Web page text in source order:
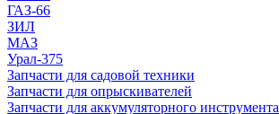
ГАЗ-66
ЗИЛ
МАЗ
Урал-375
Запчасти для садовой техники
Запчасти для опрыскивателей
Запчасти для аккумуляторного инструмента